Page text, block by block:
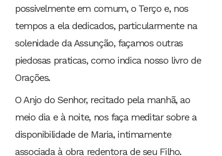
possivelmente em comum, o Terço e, nos
tempos a ela dedicados, particularmente na
solenidade da Assunção, façamos outras
piedosas praticas, como indica nosso livro de
Orações.
O Anjo do Senhor, recitado pela manhã, ao
meio dia e à noite, nos faça meditar sobre a
disponibilidade de Maria, intimamente
associada à obra redentora de seu Filho.